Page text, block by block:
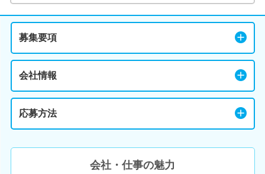
募集要項
会社情報
応募方法
会社・仕事の魅力